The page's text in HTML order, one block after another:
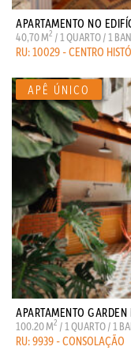
APARTAMENTO NO
40,70 M2 / 1 QUARTO / 1
RU: 10029 - CENTRO
APARTAMENTO
100.20 M2 / 1 QUARTO / 1
RU: 9939 - CONSOLAÇÃO